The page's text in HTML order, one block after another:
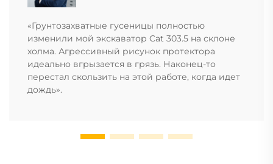
«Грунтозахватные гусеницы полностью
изменили мой экскаватор Cat 303.5 на склоне
холма. Агрессивный рисунок протектора
идеально вгрызается в грязь. Наконец-то
перестал скользить на этой работе, когда идет
дождь».